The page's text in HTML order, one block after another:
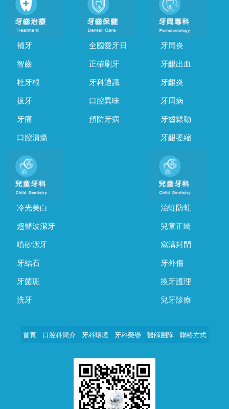
補牙
智齒
杜牙根
拔牙
牙痛
口腔潰瘍
全國愛牙日
正確刷牙
牙科通識
口腔異味
預防牙病
牙周炎
牙齦出血
牙齦炎
牙周病
牙齒鬆動
牙齦萎縮
冷光美白
超聲波潔牙
噴砂潔牙
牙結石
牙菌斑
洗牙
治蛀防蛀
兒童正畸
窩溝封閉
牙外傷
換牙護理
兒牙診療
首頁 口腔科簡介 牙科環境 牙科榮譽 醫師團隊 聯絡方式